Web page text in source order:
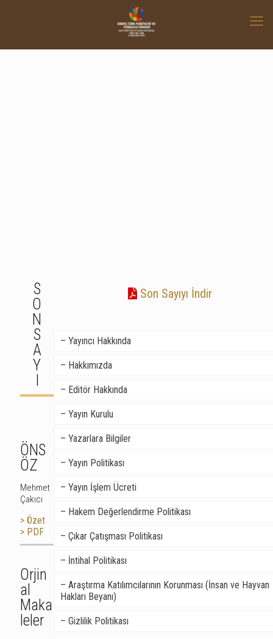
S
O
N
S
A
Y
ÖNS
ÖZ
Mehmet
Çakıcı
> Özet
> PDF
Orjin
al
Maka
leler
Son Sayıyı İndir
– Yayıncı Hakkında
– Hakkımızda
– Editör Hakkında
– Yayın Kurulu
– Yazarlara Bilgiler
– Yayın Politikası
– Yayın İşlem Ücreti
– Hakem Değerlendirme Politikası
– Çıkar Çatışması Politikası
– İntihal Politikası
– Araştırma Katılımcılarının Korunması (İnsan ve Hayvan
Hakları Beyanı)
– Gizlilik Politikası